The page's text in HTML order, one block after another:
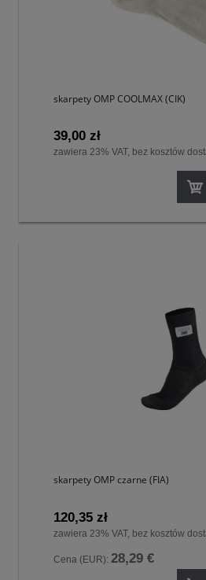
skarpety OMP COOLMAX (CIK)
39,00 zł
zawiera 23% VAT, bez kosztów
skarpety OMP czarne (FIA)
120,35 zł
zawiera 23% VAT, bez kosztów
Cena (EUR): 28,29 €